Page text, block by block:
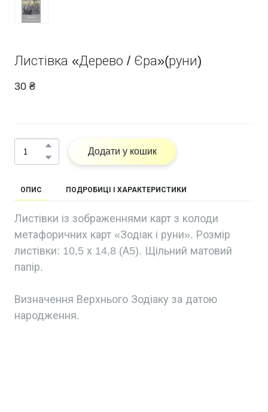
Листівка «Дерево / Єра»(руни)
30 ₴
Додати у кошик
ОПИС ПОДРОБИЦІ І ХАРАКТЕРИСТИКИ
Листівки із зображеннями карт з колоди
метафоричних карт «Зодіак і руни». Розмір
листівки: 10,5 х 14,8 (А5). Щільний матовий
папір.
Визначення Верхнього Зодіаку за датою
народження.